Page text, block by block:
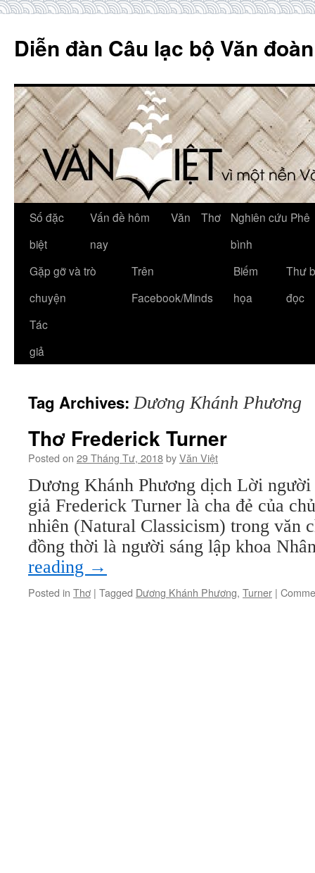
content
Diễn đàn Câu lạc bộ Văn
Số đặc
biệt
Vấn đề hôm
nay
Văn Thơ
Nghiên cứu Phê
bình
Gặp gỡ và trò
chuyện
Trên
Facebook/Minds
Biếm
họa
Thư
đọc
Tác
giả
Tag Archives:Dương Khánh Phương
Thơ Frederick Turner
Posted on 29 Tháng Tư, 2018byVăn Việt
Dương Khánh Phương dịch Lời
giả Frederick Turner là cha đẻ của
nhiên (Natural Classicism) trong văn
đồng thời là người sáng lập khoa
reading →
Posted in Thơ | Tagged Dương Khánh Phương, Turner |